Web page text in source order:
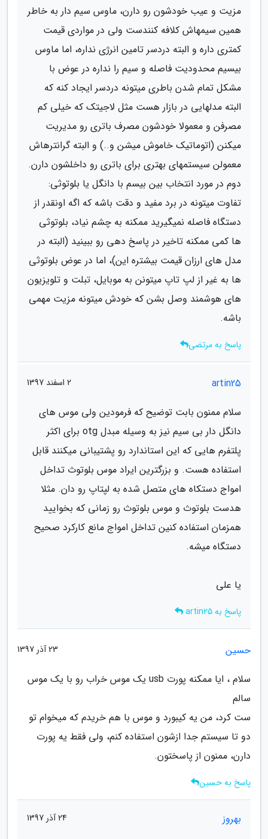
مزیت و عیب خودشون رو دارن، ماوس سیم دار به خاطر
همین سیمهاش کلافه کنندست ولی در مواردی قیمت
کمتری داره و البته دردسر تامین انرژی نداره، اما ماوس
بیسیم محدودیت فاصله و سیم را نداره در عوض با
مشکل تمام شدن باطری میتونه دردسر ایجاد کنه که
البته مدلهایی در بازار هست مثل لاجیتک که خیلی کم
مصرفن و معمولا خودشون مصرف باتری رو مدیریت
میکنن (اتوماتیک خاموش میشن و..) و البته گرانترهاش
معمولن سیستمهای بهتری برای باتری رو داخلشون دارن.
دوم در مورد انتخاب بین بیسم با دانگل یا بلوتوثی:
تفاوت میتونه در برد مفید و دقت باشه که اگه اونقدر از
دستگاه فاصله نمیگیرید ممکنه به چشم نیاد، بلوتوثی
ها کمی ممکنه تاخیر در پاسخ دهی رو ببینید (البته در
مدل های ارزان قیمت بیشتره این)، اما در عوض بلوتوثی
ها به غیر از لپ تاپ میتونن به موبایل، تبلت و تلویزیون
های هوشمند وصل بشن که خودش میتونه مزیت مهمی
باشه.
پاسخ به مرتضی
artin25 2 اسفند 1397
سلام ممنون بابت توضیح که فرمودین ولی موس های
دانگل دار بی سیم نیز به وسیله مبدل otg برای اکثر
پلتفرم هایی که این استاندارد رو پشتیبانی میکنند قابل
استفاده هست. و بزرگترین ایراد موس بلوتوث تداخل
امواج دستکاه های متصل شده به لپتاپ رو دان. مثلا
هدست بلوتوث و موس بلوتوث رو زمانی که بخوایید
همزمان استفاده کنین تداخل امواج مانع کارکرد صحیح
دستگاه میشه.
یا علی
پاسخ به artin25
حسین 23 آذر 1397
سلام ، ایا ممکنه پورت usb یک موس خراب رو با یک موس
سالم
ست کرد، من یه کیبورد و موس با هم خریدم که میخوام تو
دو تا سیستم جدا ازشون استفاده کنم، ولی فقط یه پورت
دارن، ممنون از پاسختون.
پاسخ به حسین
بهروز 24 آذر 1397